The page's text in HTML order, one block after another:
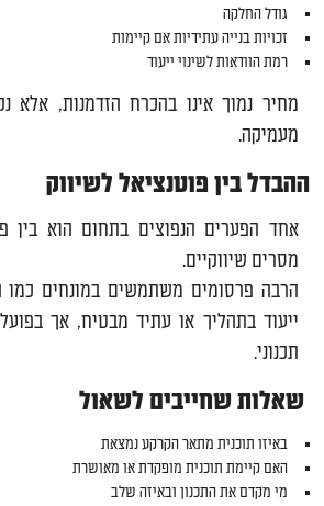
גודל החלקה
זכויות בנייה עתידיות אם קיימות
רמת הוודאות לשינוי ייעוד
מחיר נמוך אינו בהכרח הזדמנות, אלא
מעמיקה.
ההבדל בין פוטנציאל לשיווק
אחד הפערים הנפוצים בתחום הוא בין
מסרים שיווקיים.
הרבה פרסומים משתמשים במונחים כמו
ייעוד בתהליך או עתיד מבטיח, אך
תכנוני.
שאלות שחייבים לשאול
באיזו תוכנית מתאר הקרקע נמצאת
האם קיימת תוכנית מופקדת או מאושרת
מי מקדם את התכנון ובאיזה שלב